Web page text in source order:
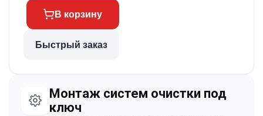
В корзину
Быстрый заказ
Монтаж систем очистки под
ключ